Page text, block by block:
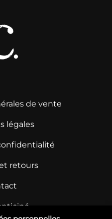
de vente
légales
retours